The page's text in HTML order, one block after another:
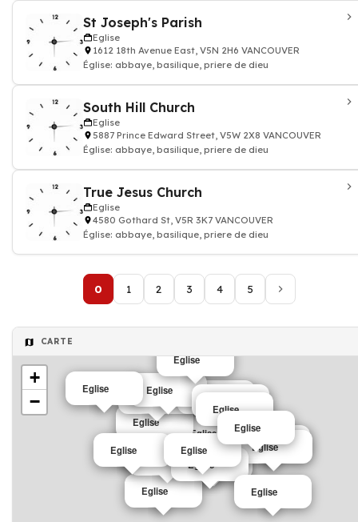
St Joseph's Parish
Eglise
1612 18th Avenue East, V5N 2H6 VANCOUVER
Église: abbaye, basilique, priere de dieu
South Hill Church
Eglise
5887 Prince Edward Street, V5W 2X8 VANCOUVER
Église: abbaye, basilique, priere de dieu
True Jesus Church
Eglise
4580 Gothard St, V5R 3K7 VANCOUVER
Église: abbaye, basilique, priere de dieu
0 1 2 3 4 5
CARTE
Eglise
Eglise
Eglise
Eglise Eglise
Eglise
Eglise
Eglise
Eglise
Eglise
Eglise
Eglise
Eglise
Eglise
Eglise
Eglise
Eglise
Eglise
+
−